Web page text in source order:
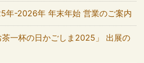
年-2026年 年末年始 営業のご案内
茶一杯の日かごしま2025」 出展の